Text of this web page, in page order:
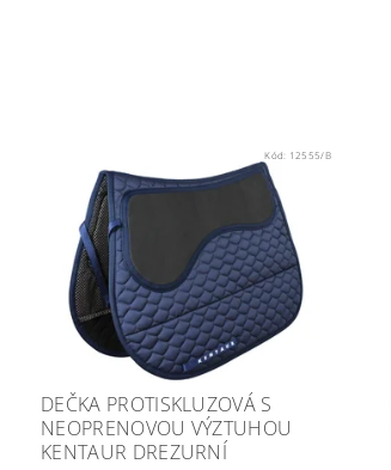
Kód: 12555/B
DEČKA PROTISKLUZOVÁ S
NEOPRENOVOU VÝZTUHOU
KENTAUR DREZURNÍ